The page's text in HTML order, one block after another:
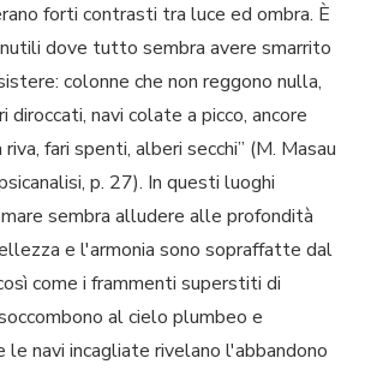
forti contrasti tra luce ed ombra. È
dove tutto sembra avere smarrito
colonne che non reggono nulla,
diroccati, navi colate a picco, ancore
fari spenti, alberi secchi” (M. Masau
p. 27). In questi luoghi
sembra alludere alle profondità
e l'armonia sono sopraffatte dal
come i frammenti superstiti di
al cielo plumbeo e
le navi incagliate rivelano l'abbandono